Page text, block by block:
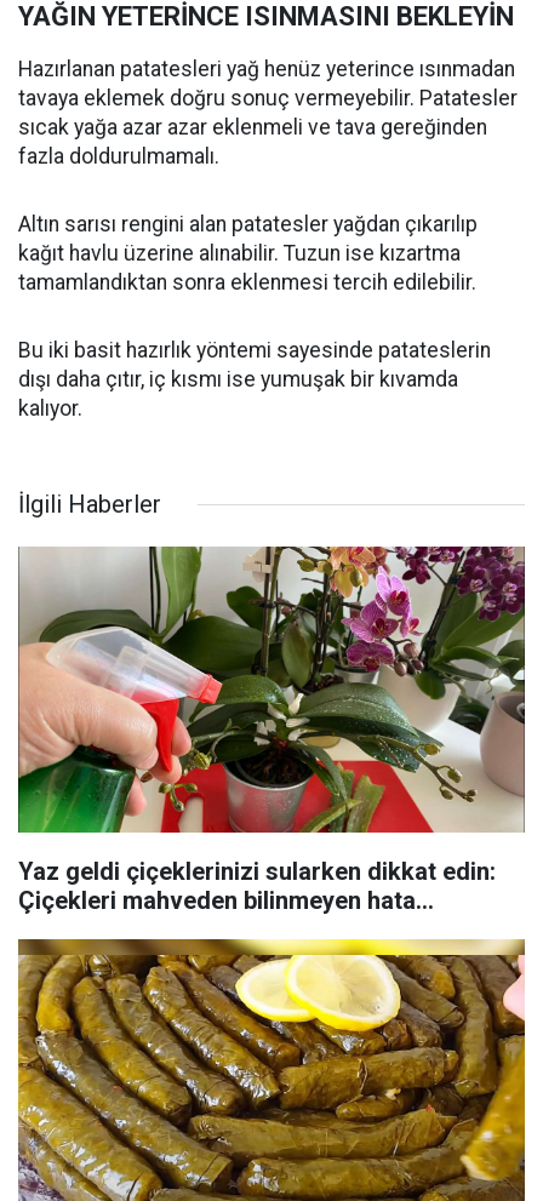
YAĞIN YETERİNCE ISINMASINI BEKLEYİN
Hazırlanan patatesleri yağ henüz yeterince ısınmadan
tavaya eklemek doğru sonuç vermeyebilir. Patatesler
sıcak yağa azar azar eklenmeli ve tava gereğinden
fazla doldurulmamalı.
Altın sarısı rengini alan patatesler yağdan çıkarılıp
kağıt havlu üzerine alınabilir. Tuzun ise kızartma
tamamlandıktan sonra eklenmesi tercih edilebilir.
Bu iki basit hazırlık yöntemi sayesinde patateslerin
dışı daha çıtır, iç kısmı ise yumuşak bir kıvamda
kalıyor.
İlgili Haberler
Yaz geldi çiçeklerinizi sularken dikkat edin:
Çiçekleri mahveden bilinmeyen hata...